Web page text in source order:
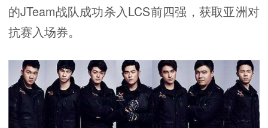
的JTeam战队成功杀入LCS前四强，获取亚洲对
抗赛入场券。